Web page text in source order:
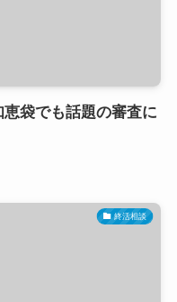
袋でも話題の審査に
終活相談